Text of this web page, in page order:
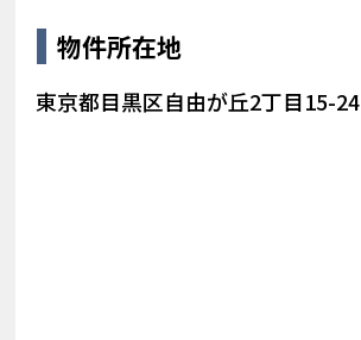
物件所在地
東京都目黒区自由が丘2丁目15-24